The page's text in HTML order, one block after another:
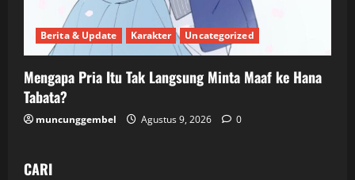
Berita & Update Karakter Uncategorized
Mengapa Pria Itu Tak Langsung Minta Maaf ke Hana
Tabata?
muncunggembel Agustus 9, 2026 0
CARI